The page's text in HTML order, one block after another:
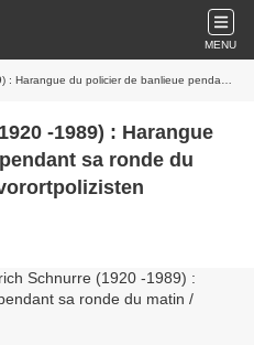
MENU
banlieue pendant sa ronde du matin / Ansprache des vorortpolizisten
-1989) : Harangue
sa ronde du